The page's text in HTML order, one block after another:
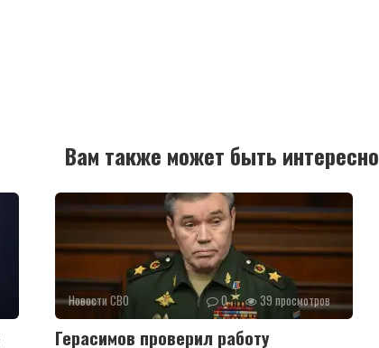
Вам также может быть интересно
Новости СВО 0 39 просмотров
Герасимов проверил работу